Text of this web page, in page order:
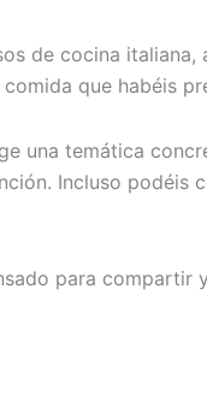
de cocina italiana,
que habéis
una temática
Incluso podéis
para compartir